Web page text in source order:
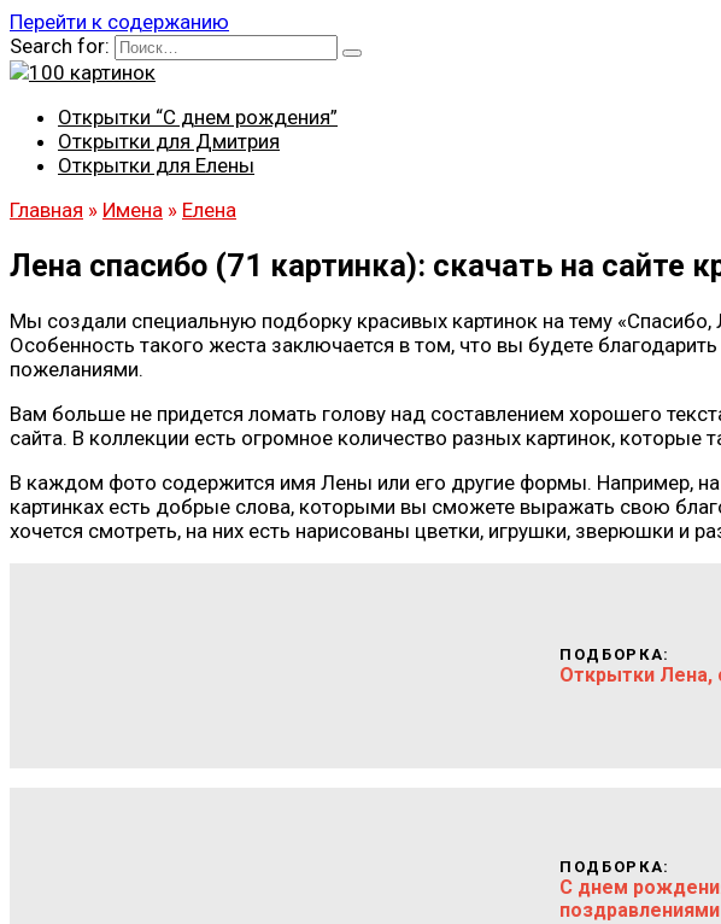
Перейти к содержанию
Search for:
Открытки “С днем рождения”
Открытки для Дмитрия
Открытки для Елены
Главная » Имена » Елена
Лена спасибо (71 картинка): скачать на сайте
Мы создали специальную подборку красивых картинок на тему
Особенность такого жеста заключается в том, что вы будете
пожеланиями.
Вам больше не придется ломать голову над составлением хорошего
сайта. В коллекции есть огромное количество разных картинок,
В каждом фото содержится имя Лены или его другие формы. Например, на
картинках есть добрые слова, которыми вы сможете выражать свою
хочется смотреть, на них есть нарисованы цветки, игрушки, зверюшки и
ПОДБОРКА:
Открытки Лена,
ПОДБОРКА:
С днем